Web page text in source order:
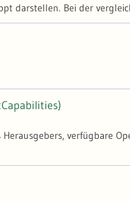
darstellen. Bei der
die automatische
verfügbare